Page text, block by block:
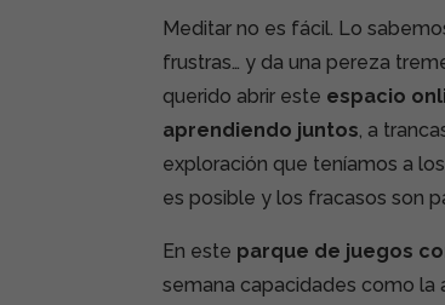
Meditar no es fácil. Lo
frustras… y da una pereza
querido abrir este espacio
aprendiendo juntos, a
exploración que teníamos a
es posible y los fracasos son
En este parque de juegos
semana capacidades como la